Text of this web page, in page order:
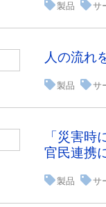
製品 サ
人の流れ
製品 サ
「災害
官民連携
製品 サ